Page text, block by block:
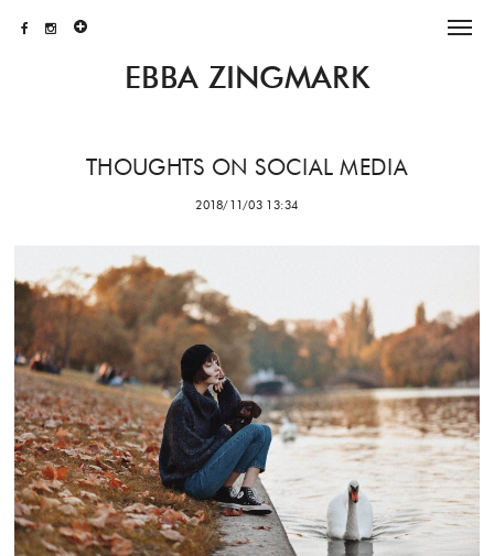
EBBA ZINGMARK
THOUGHTS ON SOCIAL MEDIA
2018/11/03 13:34